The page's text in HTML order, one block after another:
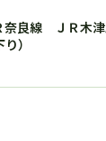
良線 ＪＲ木津
）